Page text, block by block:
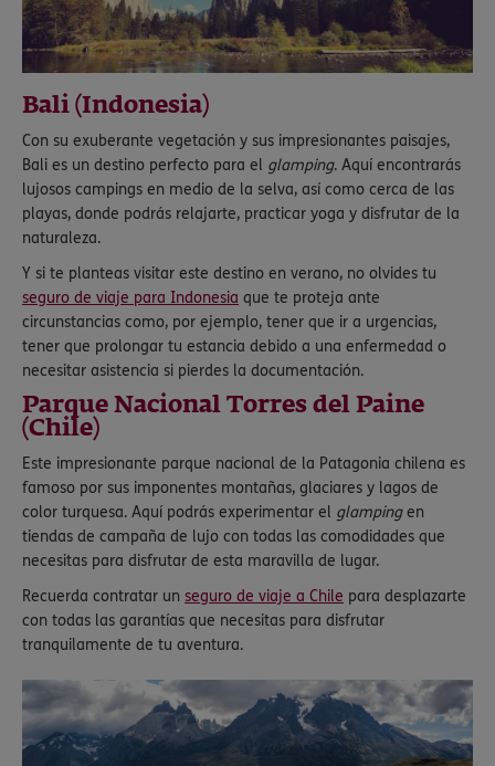
Bali (Indonesia)
Con su exuberante vegetación y sus impresionantes paisajes,
Bali es un destino perfecto para el glamping. Aquí encontrarás
lujosos campings en medio de la selva, así como cerca de las
playas, donde podrás relajarte, practicar yoga y disfrutar de la
naturaleza.
Y si te planteas visitar este destino en verano, no olvides tu
seguro de viaje para Indonesia que te proteja ante
circunstancias como, por ejemplo, tener que ir a urgencias,
tener que prolongar tu estancia debido a una enfermedad o
necesitar asistencia si pierdes la documentación.
Parque Nacional Torres del Paine
(Chile)
Este impresionante parque nacional de la Patagonia chilena es
famoso por sus imponentes montañas, glaciares y lagos de
color turquesa. Aquí podrás experimentar el glampingen
tiendas de campaña de lujo con todas las comodidades que
necesitas para disfrutar de esta maravilla de lugar.
Recuerda contratar un seguro de viaje a Chile para desplazarte
con todas las garantías que necesitas para disfrutar
tranquilamente de tu aventura.